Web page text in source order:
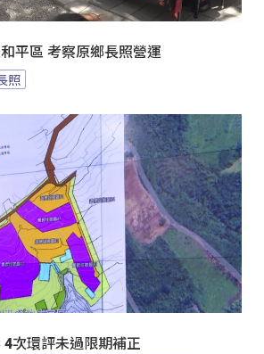
平區 考察原鄉長照營運
照
次環評未過限期補正